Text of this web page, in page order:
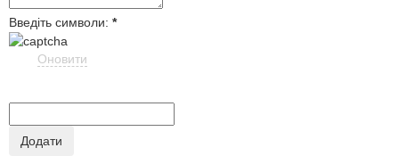
Введіть символи: *
Оновити